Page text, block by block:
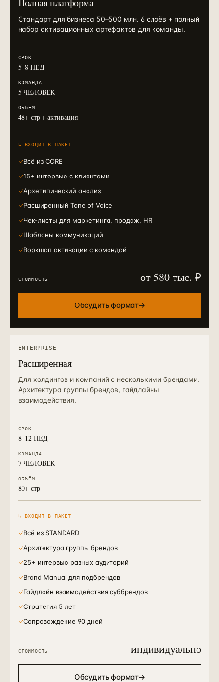
Полная платформа
Стандарт для бизнеса 50–500 млн. 6 слоёв + полный
набор активационных артефактов для команды.
СРОК
5–8 НЕД
КОМАНДА
5 ЧЕЛОВЕК
ОБЪЁМ
48+ стр + активация
↳ ВХОДИТ В ПАКЕТ
✓Всё из CORE
✓15+ интервью с клиентами
✓Архетипический анализ
✓Расширенный Tone of Voice
✓Чек-листы для маркетинга, продаж, HR
✓Шаблоны коммуникаций
✓Воркшоп активации с командой
СТОИМОСТЬ от 580 тыс. ₽
Обсудить формат→
ENTERPRISE
Расширенная
Для холдингов и компаний с несколькими брендами.
Архитектура группы брендов, гайдлайны
взаимодействия.
СРОК
8–12 НЕД
КОМАНДА
7 ЧЕЛОВЕК
ОБЪЁМ
80+ стр
↳ ВХОДИТ В ПАКЕТ
✓Всё из STANDARD
✓Архитектура группы брендов
✓25+ интервью разных аудиторий
✓Brand Manual для подбрендов
✓Гайдлайн взаимодействия суббрендов
✓Стратегия 5 лет
✓Сопровождение 90 дней
СТОИМОСТЬ индивидуально
Обсудить формат→